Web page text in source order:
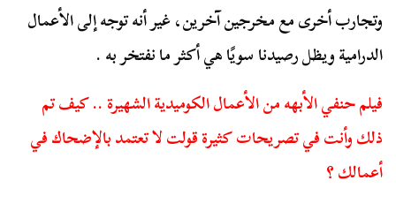
وتجارب أخرى مع مخرجين آخرين، غير أنه توجه إلى الأعمال
الدرامية ويظل رصيدنا سويًا هي أكثر ما نفتخر به .
فيلم حنفي الأبهه من الأعمال الكوميدية الشهيرة .. كيف تم
ذلك وأنت في تصريحات كثيرة قولت لا تعتمد بالإضحاك في
أعمالك ؟